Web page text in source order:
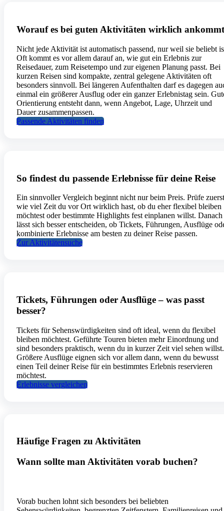
Worauf es bei guten Aktivitäten wirklich ankommt
Nicht jede Aktivität ist automatisch passend, nur weil sie beliebt
Oft kommt es vor allem darauf an, wie gut ein Erlebnis zur
Reisedauer, zum Reisetempo und zur eigenen Planung passt. Bei
kurzen Reisen sind kompakte, zentral gelegene Aktivitäten oft
besonders sinnvoll. Bei längeren Aufenthalten darf es dagegen
einmal ein größerer Ausflug oder ein ganzer Erlebnistag sein.
Orientierung entsteht dann, wenn Angebot, Lage, Uhrzeit und
Dauer zusammenpassen.
Passende Aktivitäten finden
So findest du passende Erlebnisse für deine Reise
Ein sinnvoller Vergleich beginnt nicht nur beim Preis. Prüfe
wie viel Zeit du vor Ort wirklich hast, ob du eher flexibel bleiben
möchtest oder bestimmte Highlights fest einplanen willst. Danach
lässt sich besser entscheiden, ob Tickets, Führungen, Ausflüge
kombinierte Erlebnisse am besten zu deiner Reise passen.
Zur Aktivitätensuche
Tickets, Führungen oder Ausflüge – was passt
besser?
Tickets für Sehenswürdigkeiten sind oft ideal, wenn du flexibel
bleiben möchtest. Geführte Touren bieten mehr Einordnung und
sind besonders praktisch, wenn du in kurzer Zeit viel sehen willst.
Größere Ausflüge eignen sich vor allem dann, wenn du bewusst
einen Teil deiner Reise für ein bestimmtes Erlebnis reservieren
möchtest.
Erlebnisse vergleichen
Häufige Fragen zu Aktivitäten
Wann sollte man Aktivitäten vorab buchen?
Vorab buchen lohnt sich besonders bei beliebten